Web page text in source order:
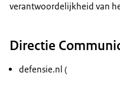
verantwoordelijkheid van
Directie
defensie.nl (